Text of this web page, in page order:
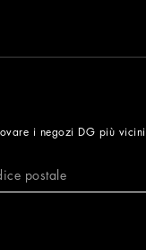
i negozi DG più vicini